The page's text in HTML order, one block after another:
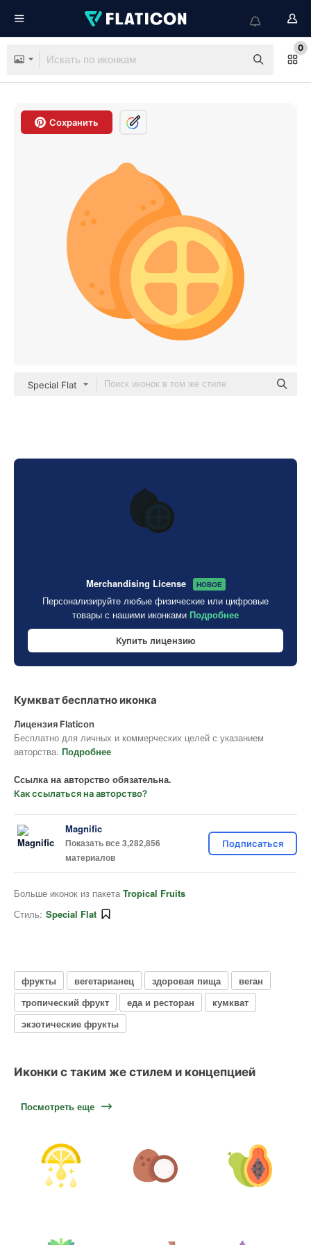
0
Сохранить
Special Flat
Merchandising License НОВОЕ
Персонализируйте любые физические или цифровые
товары с нашими иконками Подробнее
Купить лицензию
Кумкват бесплатно иконка
Лицензия Flaticon
Бесплатно для личных и коммерческих целей с указанием
авторства. Подробнее
Ссылка на авторство обязательна.
Как ссылаться на авторство?
Magnific
Показать все 3,282,856
материалов
Подписаться
Больше иконок из пакета Tropical Fruits
Стиль: Special Flat
фрукты вегетарианец здоровая пища
веган
тропический фрукт
еда и ресторан
кумкват
экзотические фрукты
Иконки с таким же стилем и концепцией
Посмотреть еще